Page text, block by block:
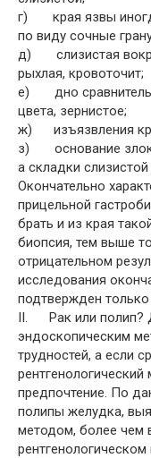
г) края язвы
по виду сочные
д) слизистая
рыхлая, кровоточит;
е) дно
цвета, зернистое;
ж) изъязвления
з) основание
а складки
Окончательно
прицельной
брать и из края
биопсия, тем выше
отрицательном
исследования
подтвержден
II. Рак или полип?
эндоскопическим
трудностей, а если
предпочтение. По
полипы желудка,
методом, более чем